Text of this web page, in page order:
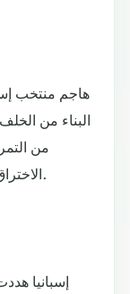
هاجم منتخب
البناء من
من
الاختراق من العمق وأيضا استغلال سرعة الأجنحة.
إسبانيا